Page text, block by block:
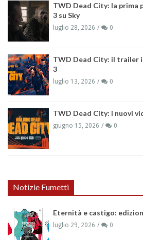
TWD Dead City: la prima
3 su Sky
luglio 28, 2026 0
TWD Dead City: il trailer
3
luglio 13, 2026 0
TWD Dead City: i nuovi
giugno 15, 2026 0
Notizie Fumetti
Eternità e castigo:
luglio 29, 2026 0